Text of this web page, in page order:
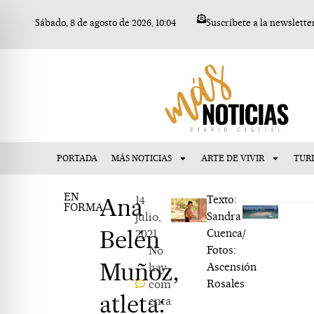
Sábado, 8 de agosto de 2026, 10:04 Suscríbete a la
PORTADA MÁS NOTICIAS ARTE DE VIVIR
EN
FORMAAna
Belén
Muñoz,
atleta:
14
julio,
2021
No
hay
com
enta
Texto:
Sandra
Cuenca/
Fotos:
Ascensión
Rosales